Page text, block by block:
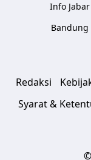
Info Jabar
Bandung
Redaksi
Syarat &